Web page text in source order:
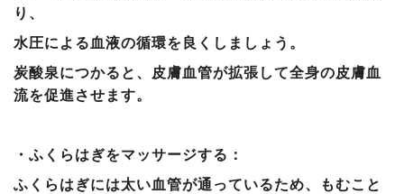
り、
水圧による血液の循環を良くしましょう。
炭酸泉につかると、皮膚血管が拡張して全身の皮膚血
流を促進させます。
・ふくらはぎをマッサージする：
ふくらはぎには太い血管が通っているため、もむこと